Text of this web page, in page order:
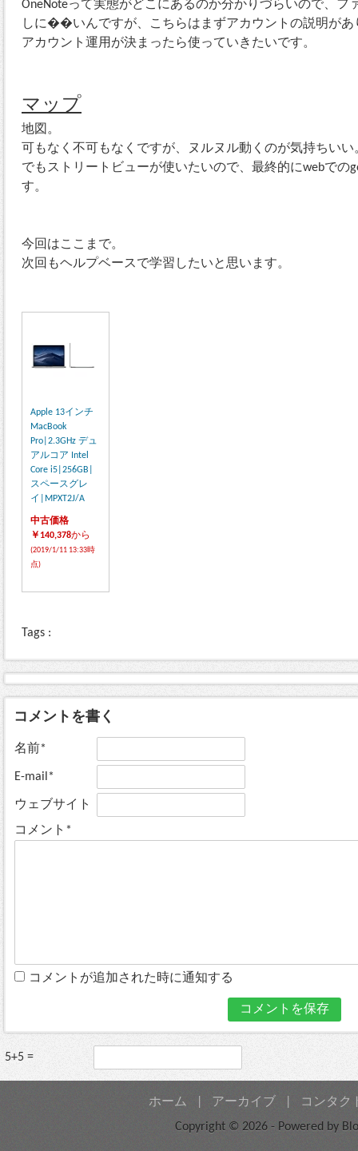
OneNoteって実態がどこにあるのか分かりづらいので、フ
しに��いんですが、こちらはまずアカウントの説明があ
アカウント運用が決まったら使っていきたいです。
マップ
地図。
可もなく不可もなくですが、ヌルヌル動くのが気持ちいい
でもストリートビューが使いたいので、最終的にwebでの
す。
今回はここまで。
次回もヘルプベースで学習したいと思います。
Apple 13インチ
MacBook
Pro|2.3GHz デュ
アルコア Intel
Core i5|256GB|
スペースグレ
イ|MPXT2J/A
中古価格
￥140,378から
(2019/1/11 13:33時
点)
Tags :
コメントを書く
名前*
E-mail*
ウェブサイト
コメント*
コメントが追加された時に通知する
5+5 =
ホーム アーカイブ
コンタク
Copyright © 2026 - Powered by